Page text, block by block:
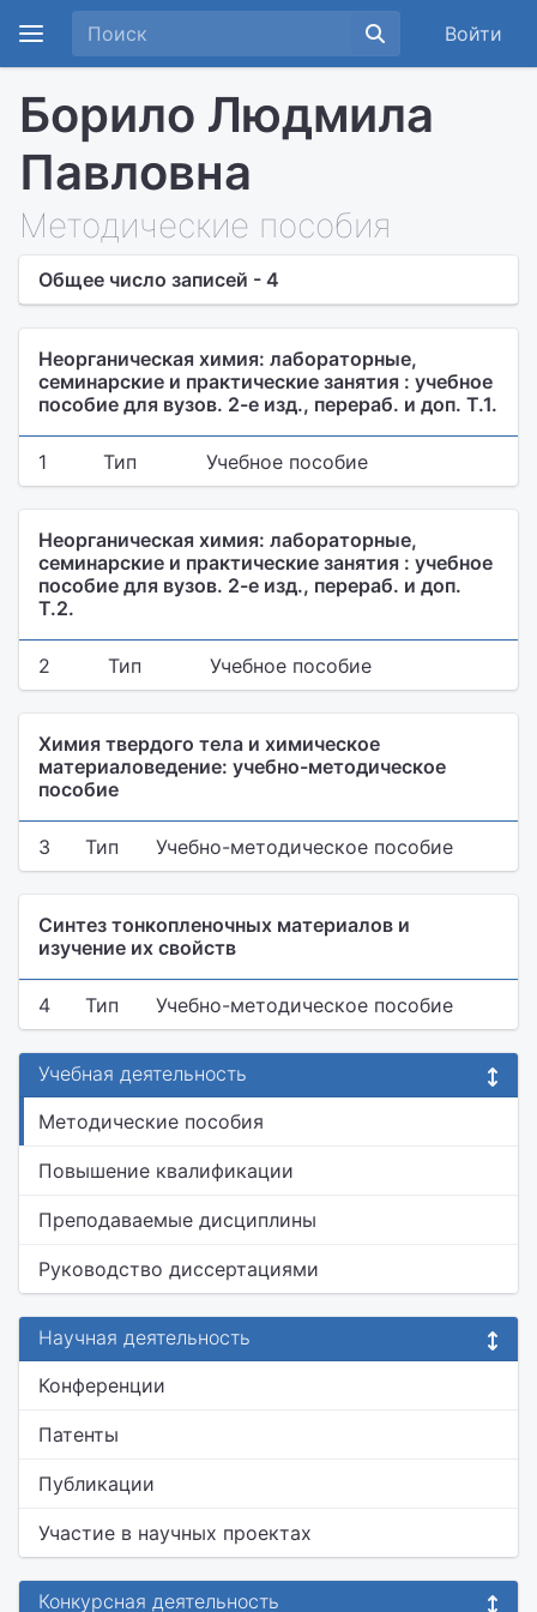
Войти
Борило Людмила
Павловна
Методические пособия
Общее число записей - 4
Неорганическая химия: лабораторные,
семинарские и практические занятия : учебное
пособие для вузов. 2-е изд., перераб. и доп. Т.1.
1 Тип Учебное пособие
Неорганическая химия: лабораторные,
семинарские и практические занятия : учебное
пособие для вузов. 2-е изд., перераб. и доп.
Т.2.
2 Тип Учебное пособие
Химия твердого тела и химическое
материаловедение: учебно-методическое
пособие
3 Тип Учебно-методическое пособие
Синтез тонкопленочных материалов и
изучение их свойств
4 Тип Учебно-методическое пособие
Учебная деятельность
Методические пособия
Повышение квалификации
Преподаваемые дисциплины
Руководство диссертациями
Научная деятельность
Конференции
Патенты
Публикации
Участие в научных проектах
Конкурсная деятельность